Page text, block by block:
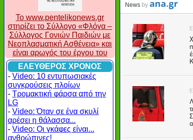
To www.pentelikonews.gr
στηρίζει το Σύλλογο «Φλόγα –
Σύλλογος Γονιών Παιδιών με
Νεοπλασματική Ασθένεια» και
είναι αρωγός του έργου του
ΕΛΕΥΘΕΡΟΣ ΧΡΟΝΟΣ
- Video: 10 εντυπωσιακές
συγκρούσεις πλοίων
- Τρομακτική φάρσα από την
LG
- Video: Όταν σε ένα σκυλί
αρέσει η θάλασσα...
- Video: Οι γκάφες είναι...
ανθρώπινες!